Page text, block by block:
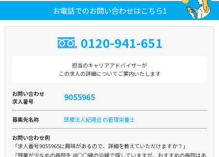
お電話でのお問い合わせはこちら1
0120-941-651
担当のキャリアアドバイザーが
この求人の詳細についてご案内いたします
お問い合わせ
求人番号
9055965
募集先名称 医療法人紀陽会 の管理栄養士
お問い合わせ例
「求人番号9055965に興味があるので、詳細を教えていただけますか？」
「残業が少なめの病院をJR○○線の沿線で探していますが、おすすめの病院はあ